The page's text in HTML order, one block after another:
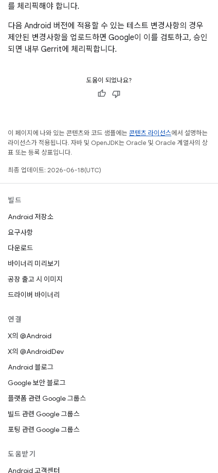
를 체리픽해야 합니다.
다음 Android 버전에 적용할 수 있는 테스트 변경사항의 경우
제안된 변경사항을 업로드하면 Google이 이를 검토하고, 승인
되면 내부 Gerrit에 체리픽합니다.
도움이 되었나요?
이 페이지에 나와 있는 콘텐츠와 코드 샘플에는 콘텐츠 라이선스에서 설명하는
라이선스가 적용됩니다. 자바 및 OpenJDK는 Oracle 및 Oracle 계열사의 상
표 또는 등록 상표입니다.
최종 업데이트: 2026-06-18(UTC)
빌드
Android 저장소
요구사항
다운로드
바이너리 미리보기
공장 출고 시 이미지
드라이버 바이너리
연결
X의 @Android
X의 @AndroidDev
Android 블로그
Google 보안 블로그
플랫폼 관련 Google 그룹스
빌드 관련 Google 그룹스
포팅 관련 Google 그룹스
도움받기
Android 고객센터